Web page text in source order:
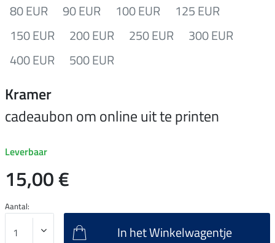
80 EUR
90 EUR 100 EUR
125 EUR
150 EUR
200 EUR 250 EUR
300 EUR
400 EUR
500 EUR
Kramer
cadeaubon om online uit te printen
Leverbaar
15,00 €
Aantal:
In het Winkelwagentje